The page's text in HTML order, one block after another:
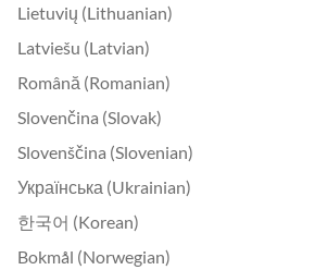
Lietuvių (Lithuanian)
Latviešu (Latvian)
Română (Romanian)
Slovenčina (Slovak)
Slovenščina (Slovenian)
Українська (Ukrainian)
한국어 (Korean)
Bokmål (Norwegian)